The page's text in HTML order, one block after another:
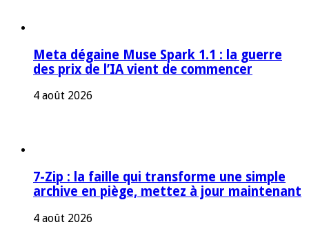
Meta dégaine Muse Spark 1.1 : la guerre
des prix de l’IA vient de commencer
4 août 2026
7-Zip : la faille qui transforme une simple
archive en piège, mettez à jour maintenant
4 août 2026